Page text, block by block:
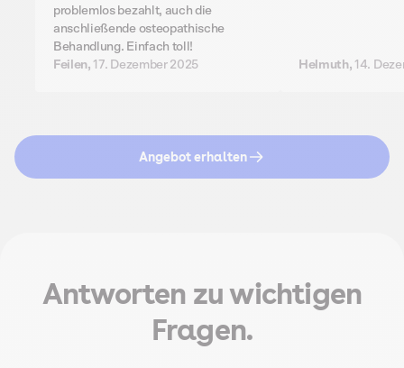
problemlos bezahlt, auch die
anschließende osteopathische
Behandlung. Einfach toll!
Feilen, 17. Dezember 2025 Helmuth, 14.
Angebot erhalten
Antworten zu wichtigen
Fragen.